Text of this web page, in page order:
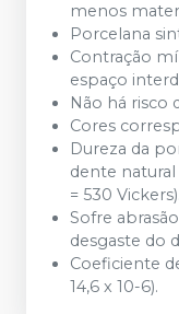
menos
Porcelana
Contração
espaço
Não há risco
Cores
Dureza da
dente natural
= 530 Vickers).
Sofre
desgaste do
Coeficiente
14,6 x 10-6).